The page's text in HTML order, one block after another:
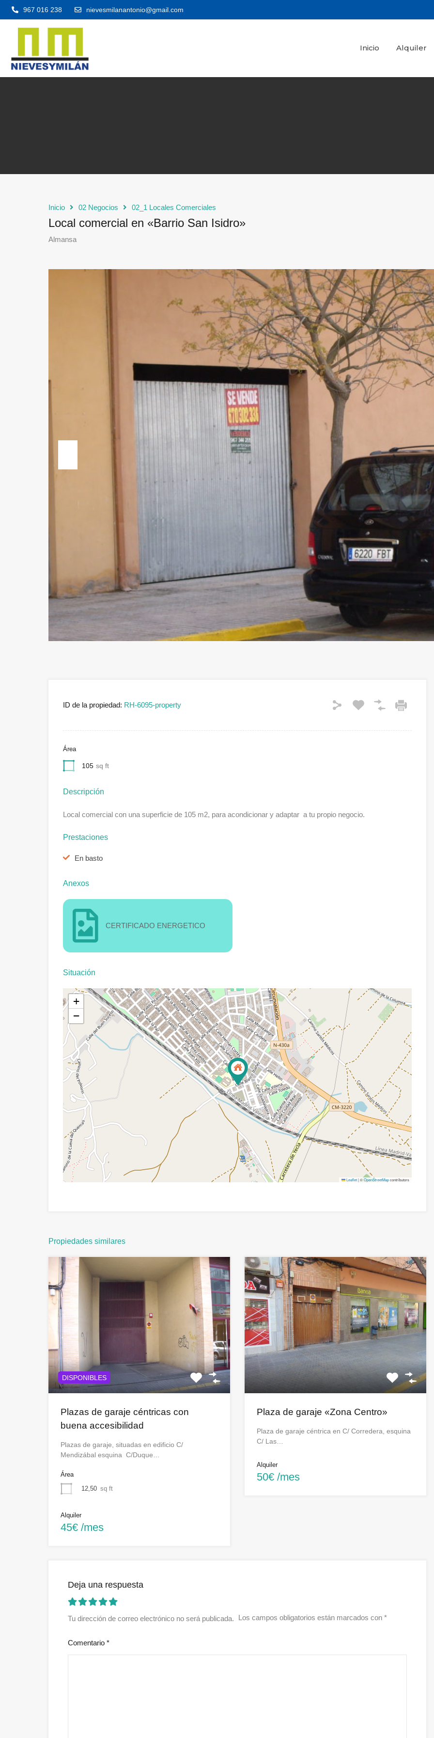
967 016 238 nievesmilanantonio@gmail.com
Inicio Alquiler
Inicio 02 Negocios 02_1 Locales Comerciales
Local comercial en «Barrio San Isidro»
Almansa
ID de la propiedad: RH-6095-property
Área
105 sq ft
Descripción
Local comercial con una superficie de 105 m2, para acondicionar y adaptar a tu propio negocio.
Prestaciones
En basto
Anexos
CERTIFICADO ENERGETICO
Situación
+
−
Leaflet|©OpenStreetMapcontributors
Propiedades similares
DISPONIBLES
Plazas de garaje céntricas con
buena accesibilidad
Plazas de garaje, situadas en edificio C/
Mendizábal esquina C/Duque…
Área
12,50 sq ft
Alquiler
45€ /mes
Plaza de garaje «Zona Centro»
Plaza de garaje céntrica en C/ Corredera, esquina
C/ Las…
Alquiler
50€ /mes
Deja una respuesta
Tu dirección de correo electrónico no será publicada. Los campos obligatorios están marcados con *
Comentario *